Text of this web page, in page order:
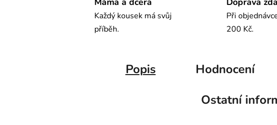
Každý kousek má svůj
příběh.
Při
200 Kč.
Popis Hodnocení
Ostatní